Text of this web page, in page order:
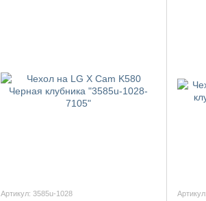
Артикул: 3585u-1028